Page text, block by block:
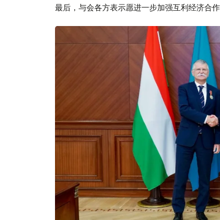
最后，与会各方表示愿进一步加强互利经济合